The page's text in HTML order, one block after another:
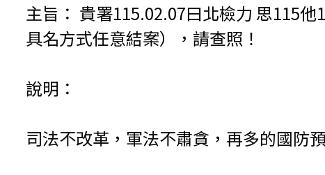
主旨： 貴署115.02.07曰北檢力 思115
具名方式任意結案），請查照！
說明：
司法不改革，軍法不肅貪，再多的國防